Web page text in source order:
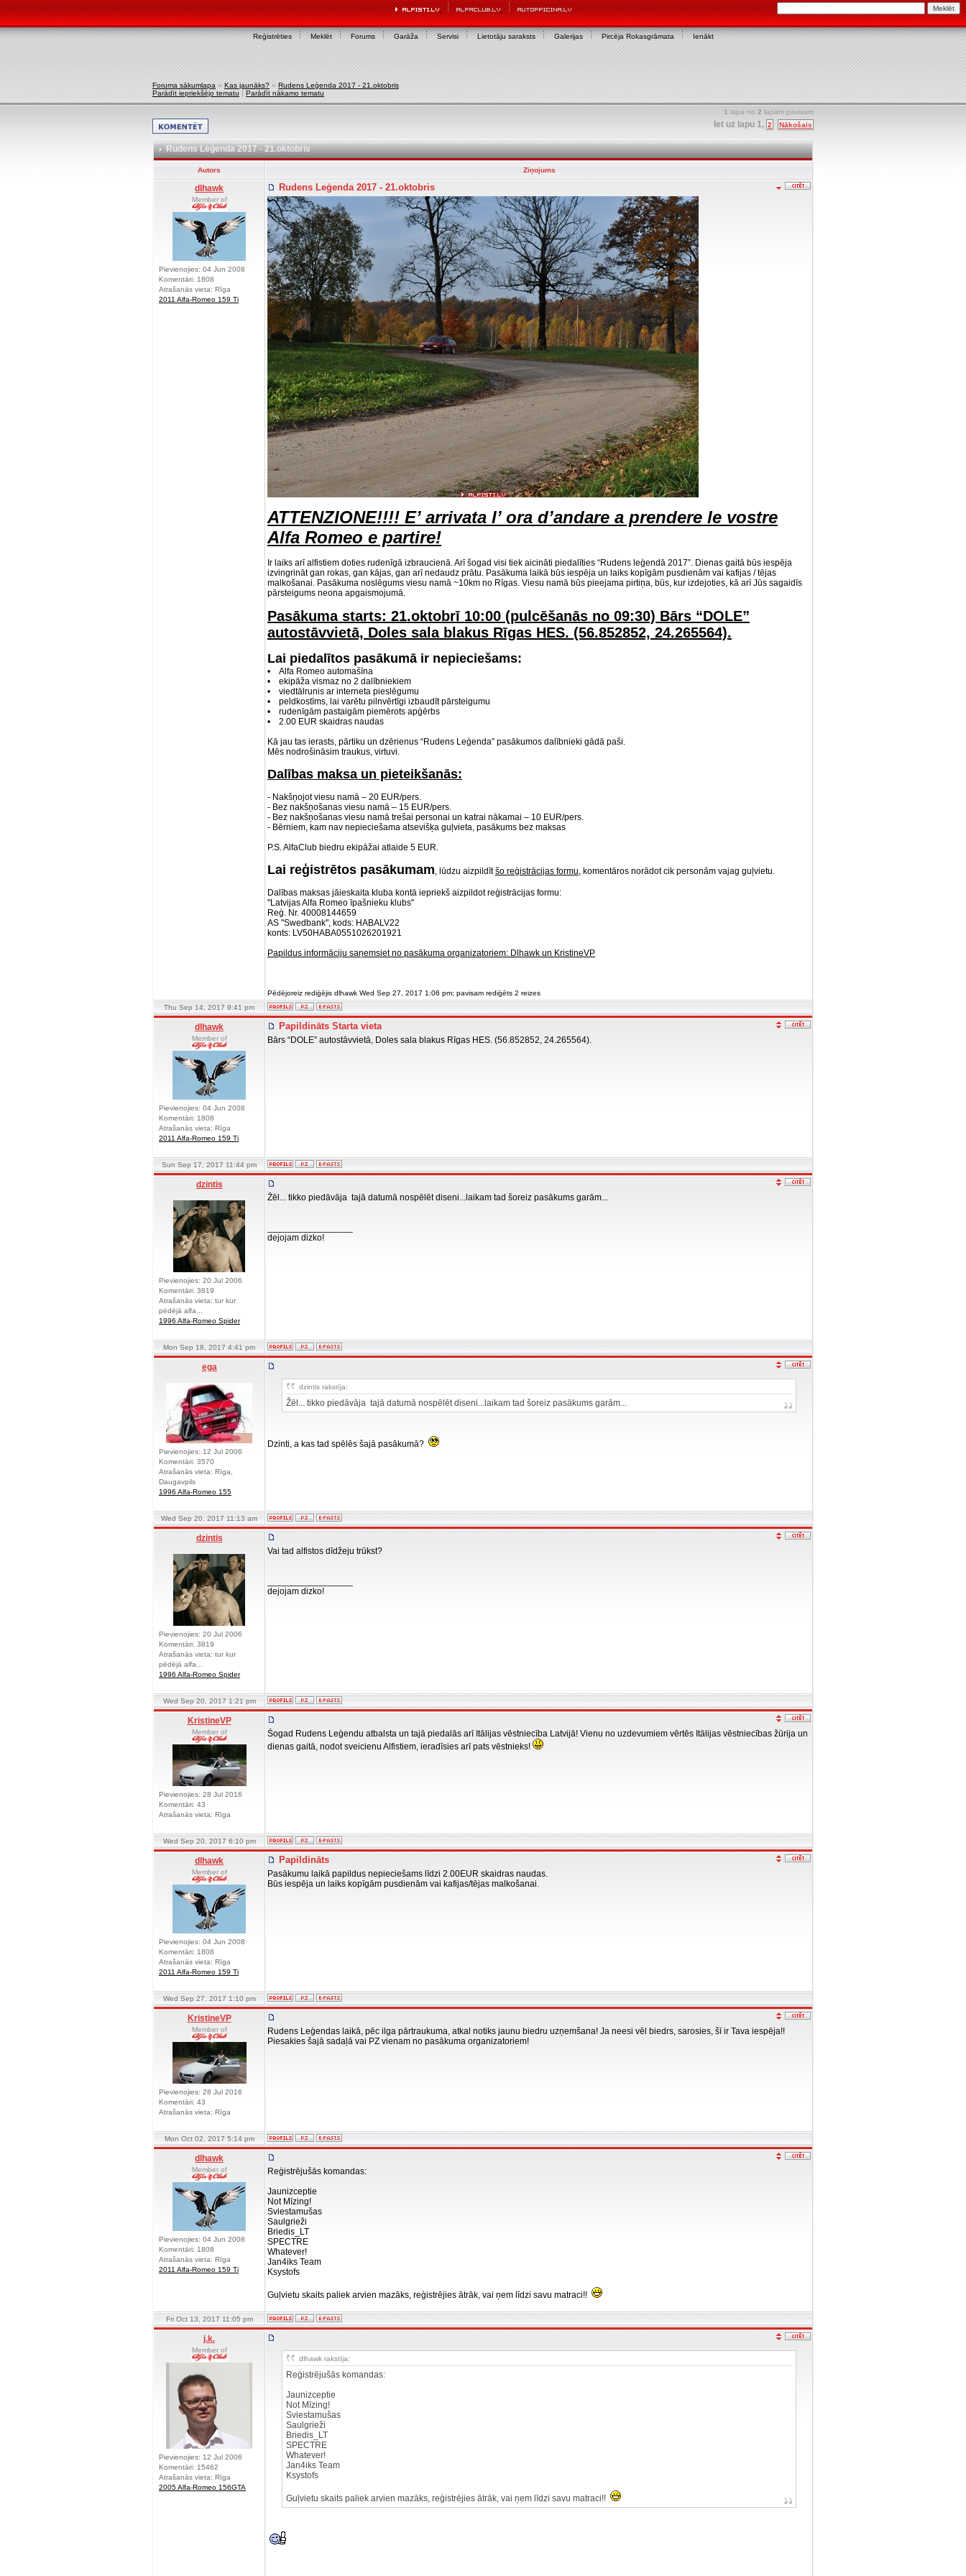
Reģistrēties Meklēt Forums Garāža Servisi Lietotāju saraksts Galerijas Pircēja Rokasgrāmata Ienākt
Foruma sākumlapa » Kas jaunāks? » Rudens Leģenda 2017 - 21.oktobris
Parādīt iepriekšējo tematu | Parādīt nākamo tematu
1 lapa no 2 lapām pavisam
Iet uz lapu 1, 2 Nākošais
Rudens Leģenda 2017 - 21.oktobris
Autors Ziņojums
dlhawk
Member of
Pievienojies: 04 Jun 2008
Komentāri: 1808
Atrašanās vieta: Rīga
2011 Alfa-Romeo 159 Ti
Rudens Leģenda 2017 - 21.oktobris
ATTENZIONE!!!! E’ arrivata l’ ora d’andare a prendere le vostre
Alfa Romeo e partire!
Ir laiks arī alfistiem doties rudenīgā izbraucienā. Arī šogad visi tiek aicināti piedalīties “Rudens leģendā 2017”. Dienas gaitā būs iespēja
izvingrināt gan rokas, gan kājas, gan arī nedaudz prātu. Pasākuma laikā būs iespēja un laiks kopīgām pusdienām vai kafijas / tējas
malkošanai. Pasākuma noslēgums viesu namā ~10km no Rīgas. Viesu namā būs pieejama pirtiņa, būs, kur izdejoties, kā arī Jūs sagaidīs
pārsteigums neona apgaismojumā.
Pasākuma starts: 21.oktobrī 10:00 (pulcēšanās no 09:30) Bārs “DOLE”
autostāvvietā, Doles sala blakus Rīgas HES. (56.852852, 24.265564).
Lai piedalītos pasākumā ir nepieciešams:
• Alfa Romeo automašīna
• ekipāža vismaz no 2 dalībniekiem
• viedtālrunis ar interneta pieslēgumu
• peldkostīms, lai varētu pilnvērtīgi izbaudīt pārsteigumu
• rudenīgām pastaigām piemērots apģērbs
• 2.00 EUR skaidras naudas
Kā jau tas ierasts, pārtiku un dzērienus “Rudens Leģenda” pasākumos dalībnieki gādā paši.
Mēs nodrošināsim traukus, virtuvi.
Dalības maksa un pieteikšanās:
- Nakšņojot viesu namā – 20 EUR/pers.
- Bez nakšņošanas viesu namā – 15 EUR/pers.
- Bez nakšņošanas viesu namā trešai personai un katrai nākamai – 10 EUR/pers.
- Bērniem, kam nav nepieciešama atsevišķa guļvieta, pasākums bez maksas
P.S. AlfaClub biedru ekipāžai atlaide 5 EUR.
Lai reģistrētos pasākumam, lūdzu aizpildītšo reģistrācijas formu, komentāros norādot cik personām vajag guļvietu.
Dalības maksas jāieskaita kluba kontā iepriekš aizpildot reģistrācijas formu:
"Latvijas Alfa Romeo īpašnieku klubs"
Reģ. Nr. 40008144659
AS "Swedbank", kods: HABALV22
konts: LV50HABA0551026201921
Papildus informāciju saņemsiet no pasākuma organizatoriem: Dlhawk un KristineVP
Pēdējoreiz rediģējis dlhawk Wed Sep 27, 2017 1:06 pm; pavisam rediģēts 2 reizes
Thu Sep 14, 2017 9:41 pm
dlhawk
Member of
Pievienojies: 04 Jun 2008
Komentāri: 1808
Atrašanās vieta: Rīga
2011 Alfa-Romeo 159 Ti
Papildināts Starta vieta
Bārs “DOLE” autostāvvietā, Doles sala blakus Rīgas HES. (56.852852, 24.265564).
Sun Sep 17, 2017 11:44 pm
dzintis
Pievienojies: 20 Jul 2006
Komentāri: 3819
Atrašanās vieta: tur kur
pēdējā alfa...
1996 Alfa-Romeo Spider
Žēl... tikko piedāvāja tajā datumā nospēlēt diseni...laikam tad šoreiz pasākums garām...
dejojam dizko!
Mon Sep 18, 2017 4:41 pm
ega
Pievienojies: 12 Jul 2006
Komentāri: 3570
Atrašanās vieta: Rīga,
Daugavpils
1996 Alfa-Romeo 155
dzintis rakstīja:
Žēl... tikko piedāvāja tajā datumā nospēlēt diseni...laikam tad šoreiz pasākums garām...
Dzinti, a kas tad spēlēs šajā pasākumā?
Wed Sep 20, 2017 11:13 am
dzintis
Pievienojies: 20 Jul 2006
Komentāri: 3819
Atrašanās vieta: tur kur
pēdējā alfa...
1996 Alfa-Romeo Spider
Vai tad alfistos dīdžeju trūkst?
dejojam dizko!
Wed Sep 20, 2017 1:21 pm
KristineVP
Member of
Pievienojies: 28 Jul 2016
Komentāri: 43
Atrašanās vieta: Rīga
Šogad Rudens Leģendu atbalsta un tajā piedalās arī Itālijas vēstniecība Latvijā! Vienu no uzdevumiem vērtēs Itālijas vēstniecības žūrija un
dienas gaitā, nodot sveicienu Alfistiem, ieradīsies arī pats vēstnieks!
Wed Sep 20, 2017 6:10 pm
dlhawk
Member of
Pievienojies: 04 Jun 2008
Komentāri: 1808
Atrašanās vieta: Rīga
2011 Alfa-Romeo 159 Ti
Papildināts
Pasākumu laikā papildus nepieciešams līdzi 2.00EUR skaidras naudas.
Būs iespēja un laiks kopīgām pusdienām vai kafijas/tējas malkošanai.
Wed Sep 27, 2017 1:10 pm
KristineVP
Member of
Pievienojies: 28 Jul 2016
Komentāri: 43
Atrašanās vieta: Rīga
Rudens Leģendas laikā, pēc ilga pārtraukuma, atkal notiks jaunu biedru uzņemšana! Ja neesi vēl biedrs, sarosies, šī ir Tava iespēja!!
Piesakies šajā sadaļā vai PZ vienam no pasākuma organizatoriem!
Mon Oct 02, 2017 5:14 pm
dlhawk
Member of
Pievienojies: 04 Jun 2008
Komentāri: 1808
Atrašanās vieta: Rīga
2011 Alfa-Romeo 159 Ti
Reģistrējušās komandas:
Jaunizceptie
Not Mīzing!
Sviestamušas
Saulgrieži
Briedis_LT
SPECTRE
Whatever!
Jan4iks Team
Ksystofs
Guļvietu skaits paliek arvien mazāks, reģistrējies ātrāk, vai ņem līdzi savu matraci!!
Fri Oct 13, 2017 11:05 pm
j.k.
Member of
Pievienojies: 12 Jul 2006
Komentāri: 15462
Atrašanās vieta: Rīga
2005 Alfa-Romeo 156GTA
dlhawk rakstīja:
Reģistrējušās komandas:
Jaunizceptie
Not Mīzing!
Sviestamušas
Saulgrieži
Briedis_LT
SPECTRE
Whatever!
Jan4iks Team
Ksystofs
Guļvietu skaits paliek arvien mazāks, reģistrējies ātrāk, vai ņem līdzi savu matraci!!